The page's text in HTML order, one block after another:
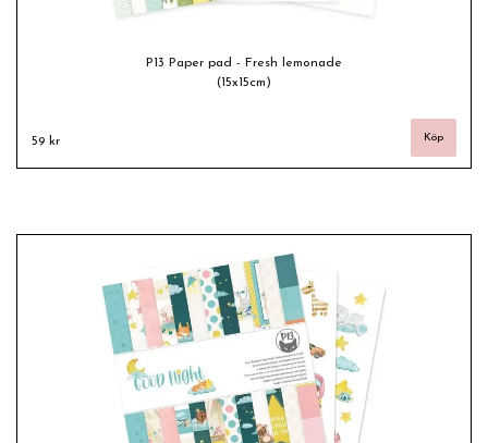
P13 Paper pad - Fresh lemonade
(15x15cm)
59 kr